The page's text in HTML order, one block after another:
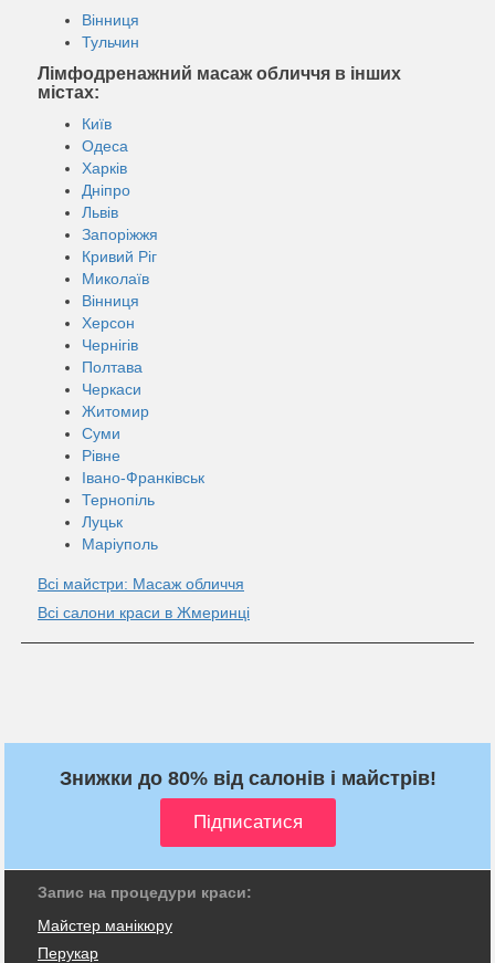
Вінниця
Тульчин
Лімфодренажний масаж обличчя в інших
містах:
Київ
Одеса
Харків
Дніпро
Львів
Запоріжжя
Кривий Ріг
Миколаїв
Вінниця
Херсон
Чернігів
Полтава
Черкаси
Житомир
Суми
Рівне
Івано-Франківськ
Тернопіль
Луцьк
Маріуполь
Всі майстри: Масаж обличчя
Всі салони краси в Жмеринці
Знижки до 80% від салонів і майстрів!
Запис на процедури краси:
Майстер манікюру
Перукар